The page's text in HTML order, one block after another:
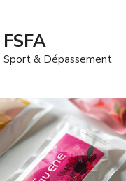
FSFA
Sport & Dépassement